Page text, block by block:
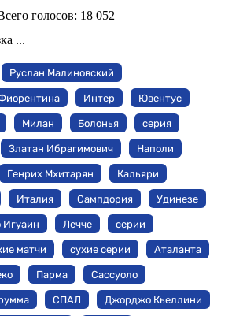
голосов: 18 052
...
Руслан Малиновский
Интер Ювентус
Милан Болонья серия
Златан Ибрагимович Наполи
Генрих Мхитарян Кальяри
Италия Сампдория Удинезе
Игуаин Лечче серии
матчи сухие серии Аталанта
Парма Сассуоло
СПАЛ Джорджо Кьеллини